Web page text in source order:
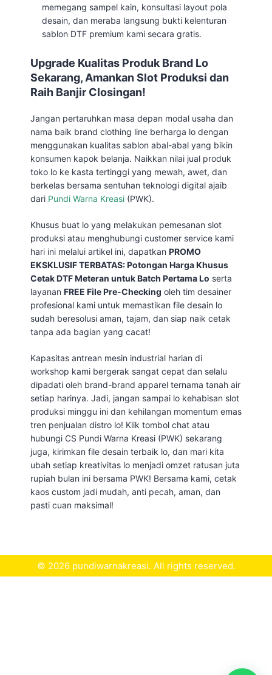
memegang sampel kain, konsultasi layout pola
desain, dan meraba langsung bukti kelenturan
sablon DTF premium kami secara gratis.
Upgrade Kualitas Produk Brand Lo
Sekarang, Amankan Slot Produksi dan
Raih Banjir Closingan!
Jangan pertaruhkan masa depan modal usaha dan
nama baik brand clothing line berharga lo dengan
menggunakan kualitas sablon abal-abal yang bikin
konsumen kapok belanja. Naikkan nilai jual produk
toko lo ke kasta tertinggi yang mewah, awet, dan
berkelas bersama sentuhan teknologi digital ajaib
dari Pundi Warna Kreasi (PWK).
Khusus buat lo yang melakukan pemesanan slot
produksi atau menghubungi customer service kami
hari ini melalui artikel ini, dapatkan PROMO
EKSKLUSIF TERBATAS: Potongan Harga Khusus
Cetak DTF Meteran untuk Batch Pertama Lo serta
layanan FREE File Pre-Checking oleh tim desainer
profesional kami untuk memastikan file desain lo
sudah beresolusi aman, tajam, dan siap naik cetak
tanpa ada bagian yang cacat!
Kapasitas antrean mesin industrial harian di
workshop kami bergerak sangat cepat dan selalu
dipadati oleh brand-brand apparel ternama tanah air
setiap harinya. Jadi, jangan sampai lo kehabisan slot
produksi minggu ini dan kehilangan momentum emas
tren penjualan distro lo! Klik tombol chat atau
hubungi CS Pundi Warna Kreasi (PWK) sekarang
juga, kirimkan file desain terbaik lo, dan mari kita
ubah setiap kreativitas lo menjadi omzet ratusan juta
rupiah bulan ini bersama PWK! Bersama kami, cetak
kaos custom jadi mudah, anti pecah, aman, dan
pasti cuan maksimal!
© 2026 pundiwarnakreasi. All rights reserved.